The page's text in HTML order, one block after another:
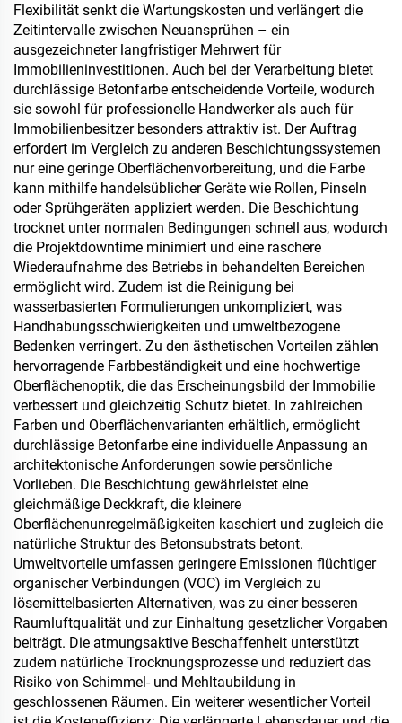
Flexibilität senkt die Wartungskosten und verlängert die
Zeitintervalle zwischen Neuansprühen – ein
ausgezeichneter langfristiger Mehrwert für
Immobilieninvestitionen. Auch bei der Verarbeitung bietet
durchlässige Betonfarbe entscheidende Vorteile, wodurch
sie sowohl für professionelle Handwerker als auch für
Immobilienbesitzer besonders attraktiv ist. Der Auftrag
erfordert im Vergleich zu anderen Beschichtungssystemen
nur eine geringe Oberflächenvorbereitung, und die Farbe
kann mithilfe handelsüblicher Geräte wie Rollen, Pinseln
oder Sprühgeräten appliziert werden. Die Beschichtung
trocknet unter normalen Bedingungen schnell aus, wodurch
die Projektdowntime minimiert und eine raschere
Wiederaufnahme des Betriebs in behandelten Bereichen
ermöglicht wird. Zudem ist die Reinigung bei
wasserbasierten Formulierungen unkompliziert, was
Handhabungsschwierigkeiten und umweltbezogene
Bedenken verringert. Zu den ästhetischen Vorteilen zählen
hervorragende Farbbeständigkeit und eine hochwertige
Oberflächenoptik, die das Erscheinungsbild der Immobilie
verbessert und gleichzeitig Schutz bietet. In zahlreichen
Farben und Oberflächenvarianten erhältlich, ermöglicht
durchlässige Betonfarbe eine individuelle Anpassung an
architektonische Anforderungen sowie persönliche
Vorlieben. Die Beschichtung gewährleistet eine
gleichmäßige Deckkraft, die kleinere
Oberflächenunregelmäßigkeiten kaschiert und zugleich die
natürliche Struktur des Betonsubstrats betont.
Umweltvorteile umfassen geringere Emissionen flüchtiger
organischer Verbindungen (VOC) im Vergleich zu
lösemittelbasierten Alternativen, was zu einer besseren
Raumluftqualität und zur Einhaltung gesetzlicher Vorgaben
beiträgt. Die atmungsaktive Beschaffenheit unterstützt
zudem natürliche Trocknungsprozesse und reduziert das
Risiko von Schimmel- und Mehltaubildung in
geschlossenen Räumen. Ein weiterer wesentlicher Vorteil